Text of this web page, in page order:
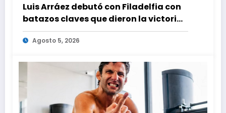
Luis Arráez debutó con Filadelfia con
batazos claves que dieron la victoria
ante Nacionales
Agosto 5, 2026